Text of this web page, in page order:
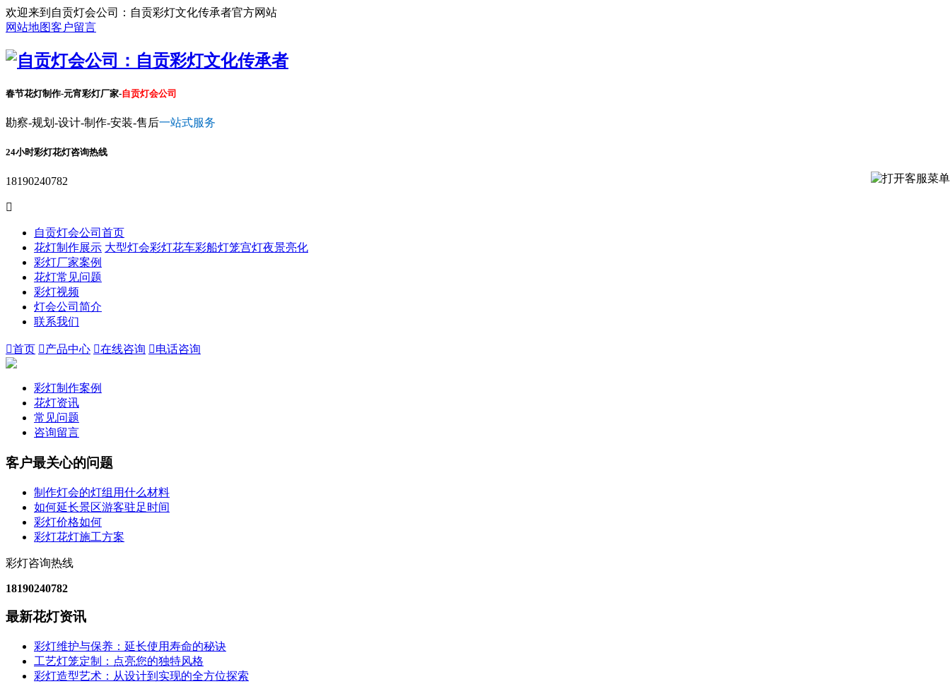
欢迎来到自贡灯会公司：自贡彩灯文化传承者官方网站
网站地图客户留言
春节花灯制作-元宵彩灯厂家-自贡灯会公司
勘察-规划-设计-制作-安装-售后一站式服务
24小时彩灯花灯咨询热线
18190240782

自贡灯会公司首页
花灯制作展示 大型灯会彩灯花车彩船灯笼宫灯夜景亮化
彩灯厂家案例
花灯常见问题
彩灯视频
灯会公司简介
联系我们
首页 产品中心 在线咨询 电话咨询
彩灯制作案例
花灯资讯
常见问题
咨询留言
客户最关心的问题
制作灯会的灯组用什么材料
如何延长景区游客驻足时间
彩灯价格如何
彩灯花灯施工方案
彩灯咨询热线
18190240782
最新花灯资讯
彩灯维护与保养：延长使用寿命的秘诀
工艺灯笼定制：点亮您的独特风格
彩灯造型艺术：从设计到实现的全方位探索